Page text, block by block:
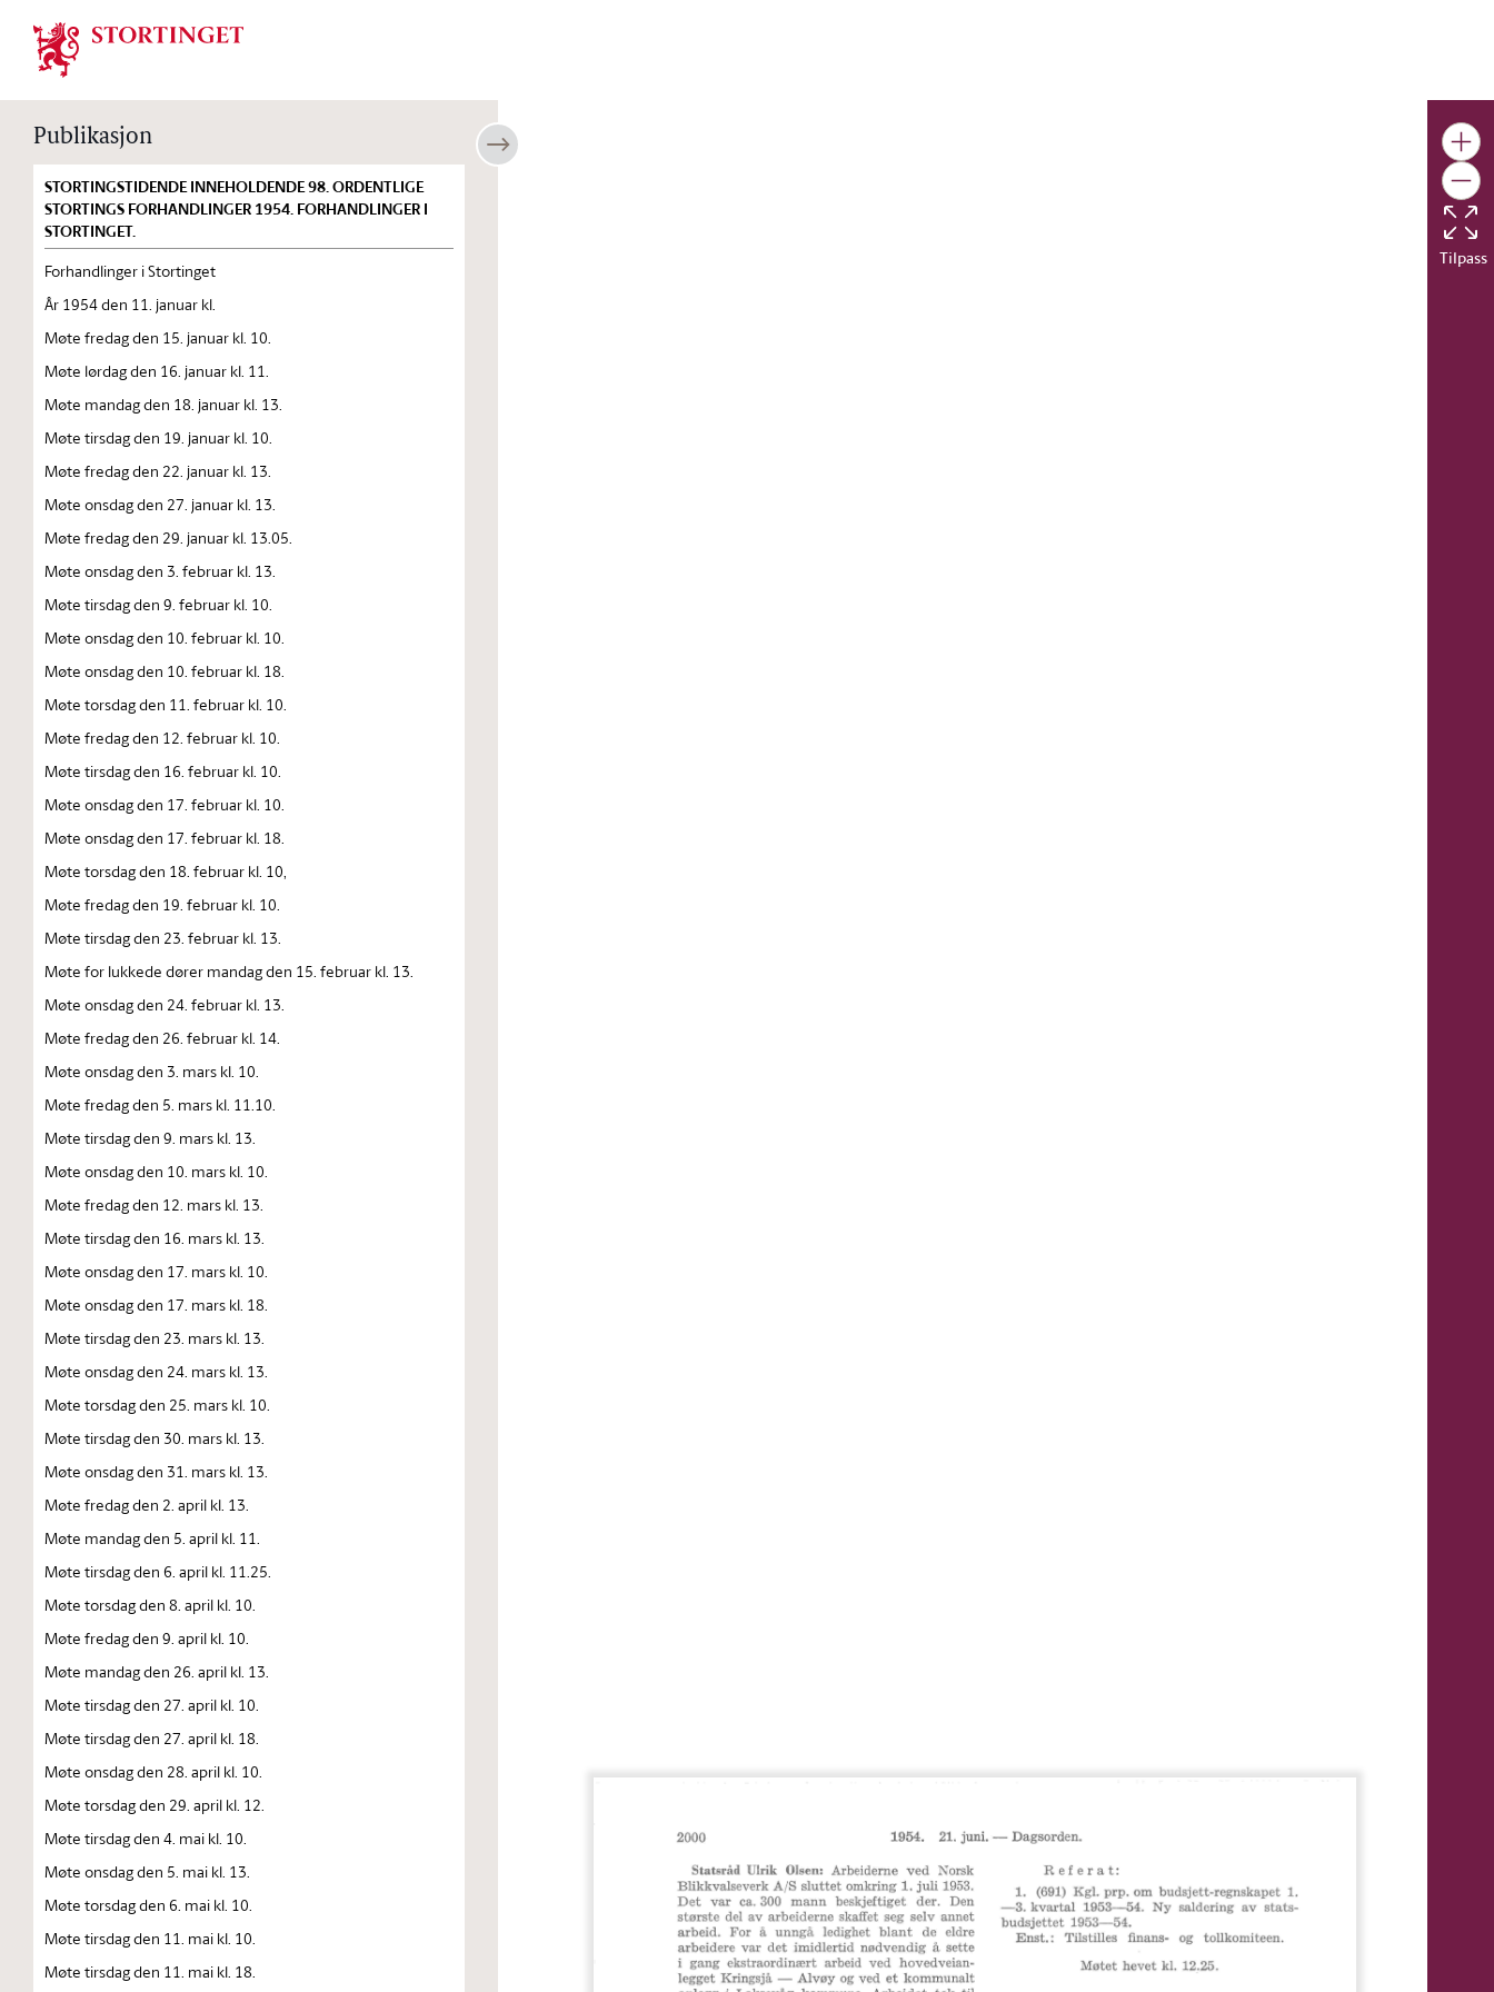
Stortinget.no
Publikasjon
STORTINGSTIDENDE INNEHOLDENDE 98. ORDENTLIGE
STORTINGS FORHANDLINGER 1954. FORHANDLINGER I
STORTINGET.
Forhandlinger i Stortinget
År 1954 den 11. januar kl.
Møte fredag den 15. januar kl. 10.
Møte lørdag den 16. januar kl. 11.
Møte mandag den 18. januar kl. 13.
Møte tirsdag den 19. januar kl. 10.
Møte fredag den 22. januar kl. 13.
Møte onsdag den 27. januar kl. 13.
Møte fredag den 29. januar kl. 13.05.
Møte onsdag den 3. februar kl. 13.
Møte tirsdag den 9. februar kl. 10.
Møte onsdag den 10. februar kl. 10.
Møte onsdag den 10. februar kl. 18.
Møte torsdag den 11. februar kl. 10.
Møte fredag den 12. februar kl. 10.
Møte tirsdag den 16. februar kl. 10.
Møte onsdag den 17. februar kl. 10.
Møte onsdag den 17. februar kl. 18.
Møte torsdag den 18. februar kl. 10,
Møte fredag den 19. februar kl. 10.
Møte tirsdag den 23. februar kl. 13.
Møte for lukkede dører mandag den 15. februar kl. 13.
Møte onsdag den 24. februar kl. 13.
Møte fredag den 26. februar kl. 14.
Møte onsdag den 3. mars kl. 10.
Møte fredag den 5. mars kl. 11.10.
Møte tirsdag den 9. mars kl. 13.
Møte onsdag den 10. mars kl. 10.
Møte fredag den 12. mars kl. 13.
Møte tirsdag den 16. mars kl. 13.
Møte onsdag den 17. mars kl. 10.
Møte onsdag den 17. mars kl. 18.
Møte tirsdag den 23. mars kl. 13.
Møte onsdag den 24. mars kl. 13.
Møte torsdag den 25. mars kl. 10.
Møte tirsdag den 30. mars kl. 13.
Møte onsdag den 31. mars kl. 13.
Møte fredag den 2. april kl. 13.
Møte mandag den 5. april kl. 11.
Møte tirsdag den 6. april kl. 11.25.
Møte torsdag den 8. april kl. 10.
Møte fredag den 9. april kl. 10.
Møte mandag den 26. april kl. 13.
Møte tirsdag den 27. april kl. 10.
Møte tirsdag den 27. april kl. 18.
Møte onsdag den 28. april kl. 10.
Møte torsdag den 29. april kl. 12.
Møte tirsdag den 4. mai kl. 10.
Møte onsdag den 5. mai kl. 13.
Møte torsdag den 6. mai kl. 10.
Møte tirsdag den 11. mai kl. 10.
Møte tirsdag den 11. mai kl. 18.